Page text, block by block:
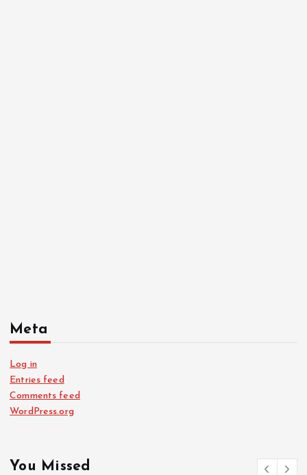
Meta
Log in
Entries feed
Comments feed
WordPress.org
You Missed